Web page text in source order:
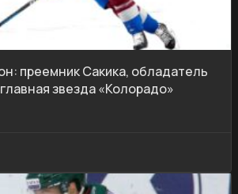
преемник Сакика, обладатель
звезда «Колорадо»